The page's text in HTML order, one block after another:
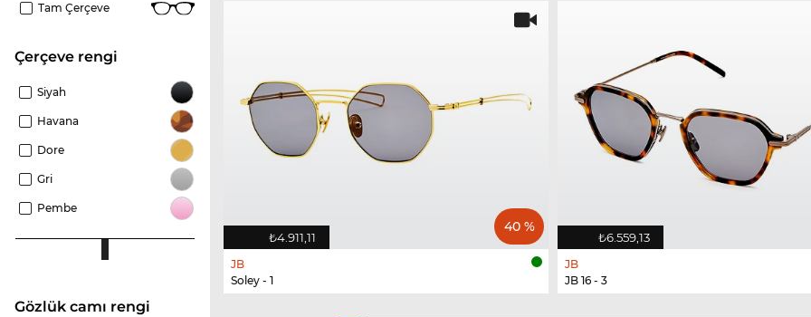
Tam Çerçeve
çerçeve rengi
Siyah
Havana
Dore
Gri
Pembe
Gözlük camı rengi
₺4.911,11
40 %
JB
Soley - 1
₺6.559,13
JB
JB 16 - 3